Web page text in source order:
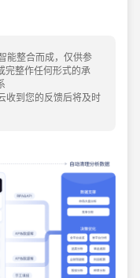
能整合而成，仅供参
完整作任何形式的承
收到您的反馈后将及时